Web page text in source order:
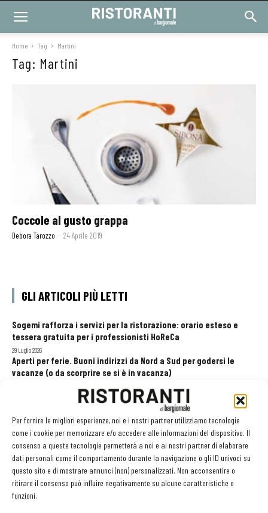
Per fornire le migliori esperienze, noi e i nostri partner utilizziamo tecnologie
come i cookie per memorizzare e/o accedere alle informazioni del dispositivo. Il
consenso a queste tecnologie permetterà a noi e ai nostri partner di elaborare
dati personali come il comportamento durante la navigazione o gli ID univoci su
questo sito e di mostrare annunci (non) personalizzati. Non acconsentire o
ritirare il consenso può influire negativamente su alcune caratteristiche e
funzioni.
Home Tag Martini
Tag: Martini
Coccole al gusto grappa
Debora Tarozzo - 24 Aprile 2019
GLI ARTICOLI PIÙ LETTI
Sogemi rafforza i servizi per la ristorazione: orario esteso e
tessera gratuita per i professionisti HoReCa
29 Luglio 2026
Aperti per ferie. Buoni indirizzi da Nord a Sud per godersi le
vacanze (o da scorprire se si è in vacanza)
Pos, compagni di gestione. Le ultime soluzioni delle aziende
EDICOLA WEB